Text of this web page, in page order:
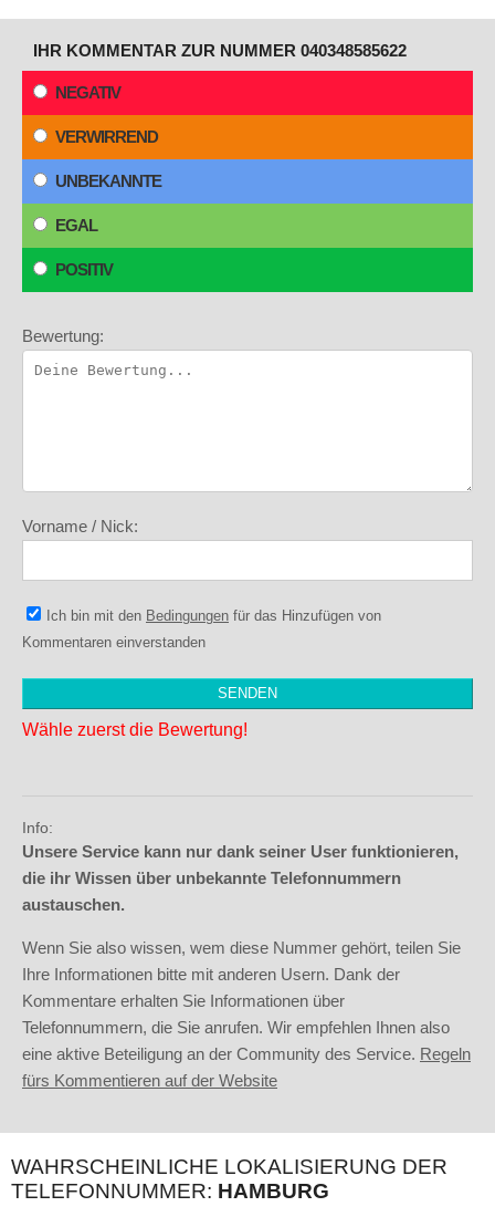
IHR KOMMENTAR ZUR NUMMER 040348585622
NEGATIV
VERWIRREND
UNBEKANNTE
EGAL
POSITIV
Bewertung:
Vorname / Nick:
Ich bin mit den Bedingungen für das Hinzufügen von
Kommentaren einverstanden
Wähle zuerst die Bewertung!
Info:
Unsere Service kann nur dank seiner User funktionieren,
die ihr Wissen über unbekannte Telefonnummern
austauschen.
Wenn Sie also wissen, wem diese Nummer gehört, teilen Sie
Ihre Informationen bitte mit anderen Usern. Dank der
Kommentare erhalten Sie Informationen über
Telefonnummern, die Sie anrufen. Wir empfehlen Ihnen also
eine aktive Beteiligung an der Community des Service. Regeln
fürs Kommentieren auf der Website
WAHRSCHEINLICHE LOKALISIERUNG DER
TELEFONNUMMER: HAMBURG